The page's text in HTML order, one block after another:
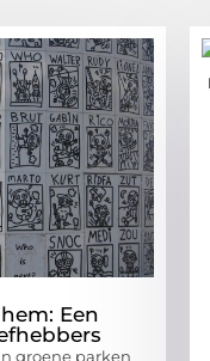
Een
groene parken